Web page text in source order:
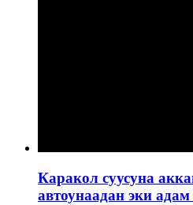
Каракол суусуна
автоунаадан эки